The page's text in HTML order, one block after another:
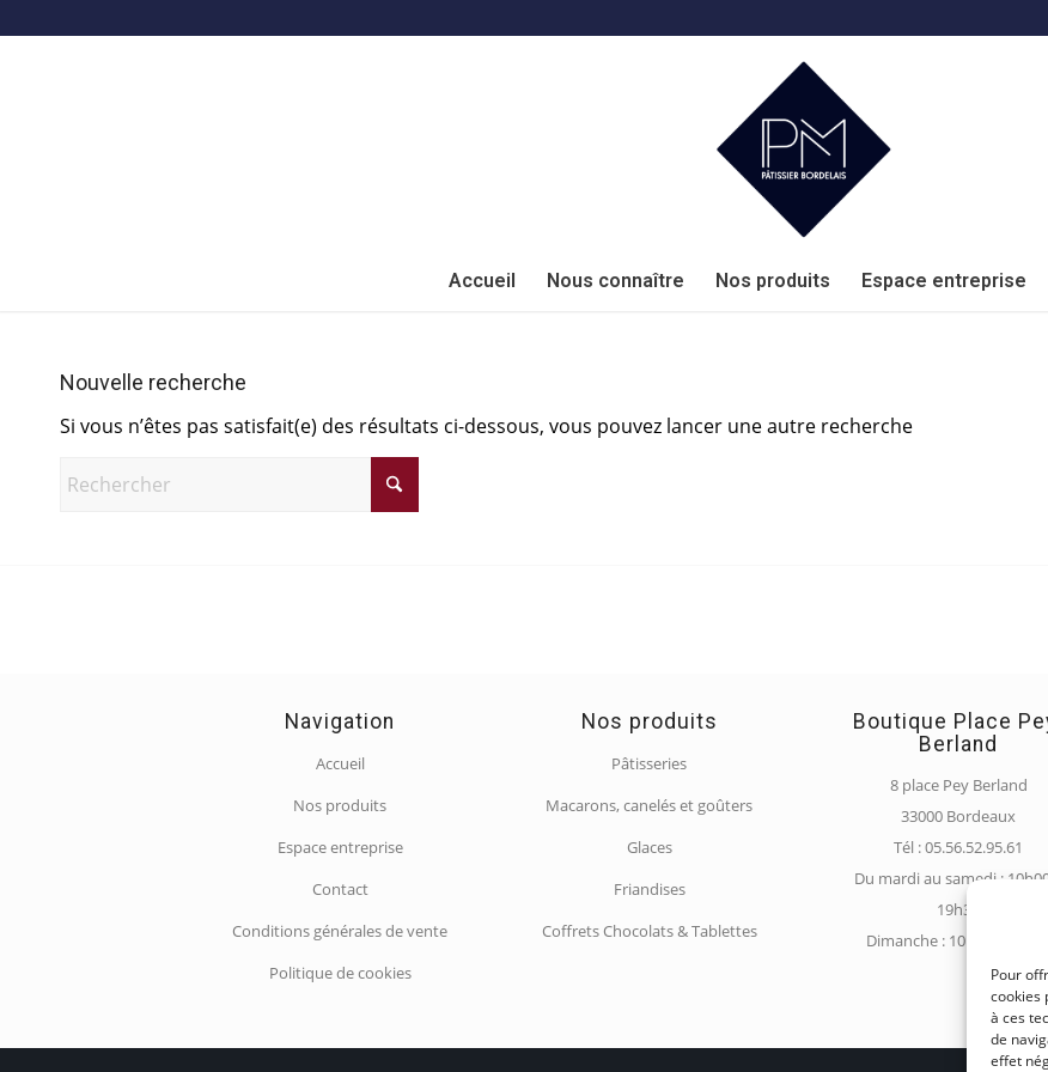
Pour
cookies
à ces
de
effet
Accueil Nous connaître Nos produits Espace entreprise
Nouvelle recherche
Si vous n’êtes pas satisfait(e) des résultats ci-dessous, vous pouvez lancer une autre recherche
Navigation
Accueil
Nos produits
Espace entreprise
Contact
Conditions générales de vente
Politique de cookies
Nos produits
Pâtisseries
Macarons, canelés et goûters
Glaces
Friandises
Coffrets Chocolats & Tablettes
Boutique Place
Berland
8 place Pey Berland
33000 Bordeaux
Tél : 05.56.52.95.61
Du mardi au samedi :
19h30
Dimanche : 10h00 à 18h30